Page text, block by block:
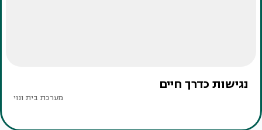
נגישות כדרך חיים
מערכת בית ונוי